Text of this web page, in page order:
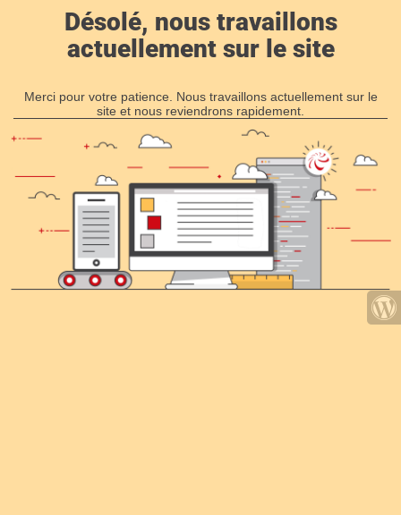
Désolé, nous travaillons
actuellement sur le site
Merci pour votre patience. Nous travaillons actuellement sur le
site et nous reviendrons rapidement.